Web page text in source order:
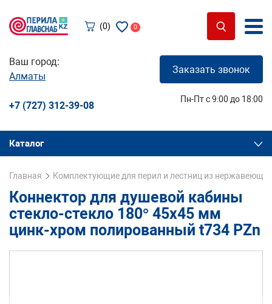
(0) 0
Ваш город:
Алматы
Заказать звонок
+7 (727) 312-39-08
Пн-Пт с 9:00 до 18:00
Каталог
Главная Комплектующие для перил и лестниц из
Коннектор для душевой кабины
стекло-стекло 180° 45х45 мм
цинк-хром полированный t734 PZn